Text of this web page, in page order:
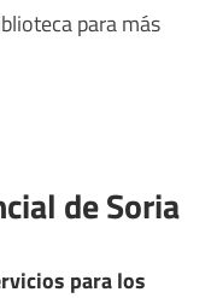
para más
de Soria
para los